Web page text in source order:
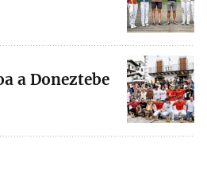
a Doneztebe